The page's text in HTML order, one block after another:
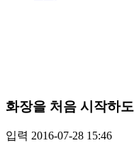
화장을 처음 시작하
입력 2016-07-28 15:46